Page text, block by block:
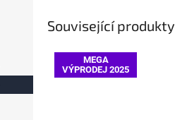
Související produkty
MEGA
VÝPRODEJ 2025